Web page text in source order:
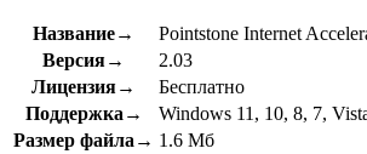
Название→
Pointstone Internet
Версия→
2.03
Лицензия→
Бесплатно
Поддержка→
Windows 11, 10, 8, 7,
Размер файла→ 1.6 Мб